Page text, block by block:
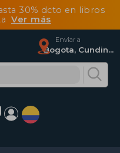
30% dcto en libros
Ver más
Enviar a
Bogota, Cundinamarca